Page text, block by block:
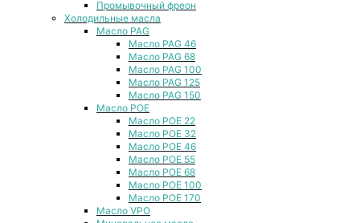
Промывочный фреон
Холодильные масла
Масло PAG
Масло PAG 46
Масло PAG 68
Масло PAG 100
Масло PAG 125
Масло PAG 150
Масло POE
Масло POE 22
Масло POE 32
Масло POE 46
Масло POE 55
Масло POE 68
Масло POE 100
Масло POE 170
Масло VPO